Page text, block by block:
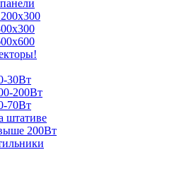
30Вт
200Вт
70Вт
штативе
200Вт